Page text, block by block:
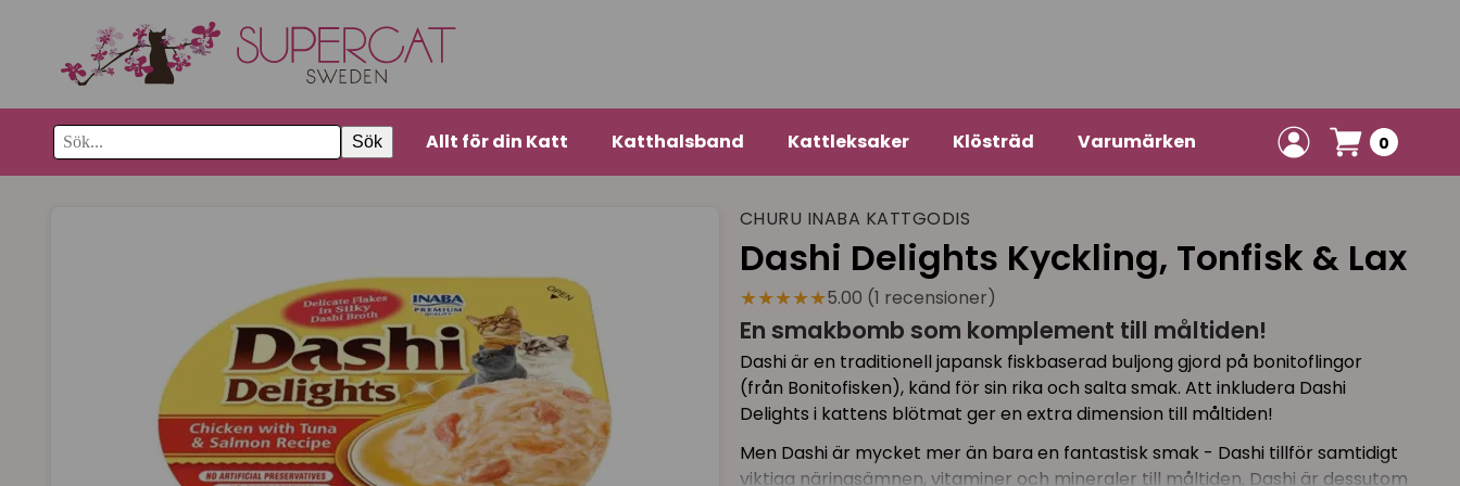
Sök Allt för din Katt Katthalsband Kattleksaker Klösträd Varumärken 0
CHURU INABA KATTGODIS
Dashi Delights Kyckling, Tonfisk & Lax
★★★★★5.00 (1 recensioner)
En smakbomb som komplement till måltiden!
Dashi är en traditionell japansk fiskbaserad buljong gjord på bonitoflingor
(från Bonitofisken), känd för sin rika och salta smak. Att inkludera Dashi
Delights i kattens blötmat ger en extra dimension till måltiden!
Men Dashi är mycket mer än bara en fantastisk smak - Dashi tillför samtidigt
viktiga näringsämnen, vitaminer och mineraler till måltiden. Dashi är dessutom